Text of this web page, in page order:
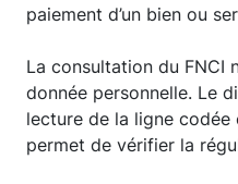
paiement d’un bien ou
La consultation du FNCI
donnée personnelle. Le
lecture de la ligne codée
permet de vérifier la